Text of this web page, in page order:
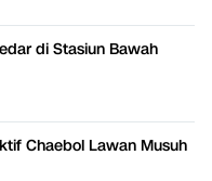
di Stasiun Bawah
Chaebol Lawan Musuh